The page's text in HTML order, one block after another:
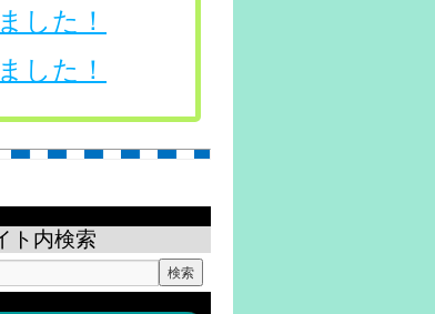
した！
した！
ト内検索